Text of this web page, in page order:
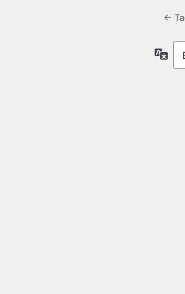
←